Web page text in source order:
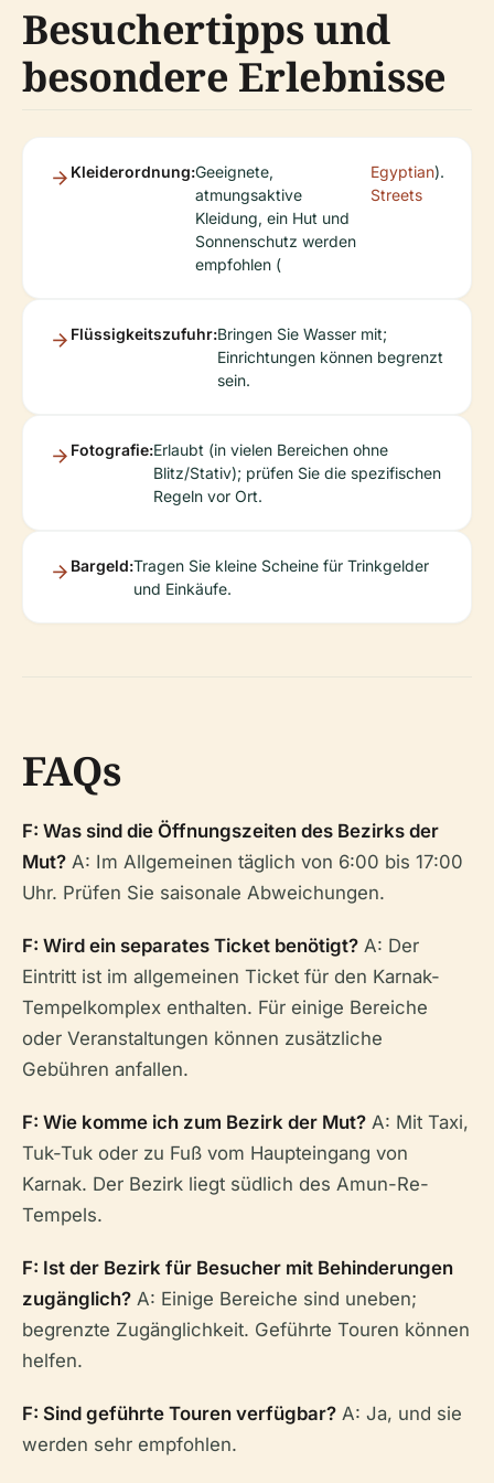
Besuchertipps und
besondere Erlebnisse
Kleiderordnung:Geeignete,
atmungsaktive
Kleidung, ein Hut und
Sonnenschutz werden
empfohlen (
Egyptian
Streets
).
Flüssigkeitszufuhr:Bringen Sie Wasser mit;
Einrichtungen können begrenzt
sein.
Fotografie:Erlaubt (in vielen Bereichen ohne
Blitz/Stativ); prüfen Sie die spezifischen
Regeln vor Ort.
Bargeld:Tragen Sie kleine Scheine für Trinkgelder
und Einkäufe.
FAQs
F: Was sind die Öffnungszeiten des Bezirks der
Mut? A: Im Allgemeinen täglich von 6:00 bis 17:00
Uhr. Prüfen Sie saisonale Abweichungen.
F: Wird ein separates Ticket benötigt? A: Der
Eintritt ist im allgemeinen Ticket für den Karnak-
Tempelkomplex enthalten. Für einige Bereiche
oder Veranstaltungen können zusätzliche
Gebühren anfallen.
F: Wie komme ich zum Bezirk der Mut? A: Mit Taxi,
Tuk-Tuk oder zu Fuß vom Haupteingang von
Karnak. Der Bezirk liegt südlich des Amun-Re-
Tempels.
F: Ist der Bezirk für Besucher mit Behinderungen
zugänglich? A: Einige Bereiche sind uneben;
begrenzte Zugänglichkeit. Geführte Touren können
helfen.
F: Sind geführte Touren verfügbar? A: Ja, und sie
werden sehr empfohlen.